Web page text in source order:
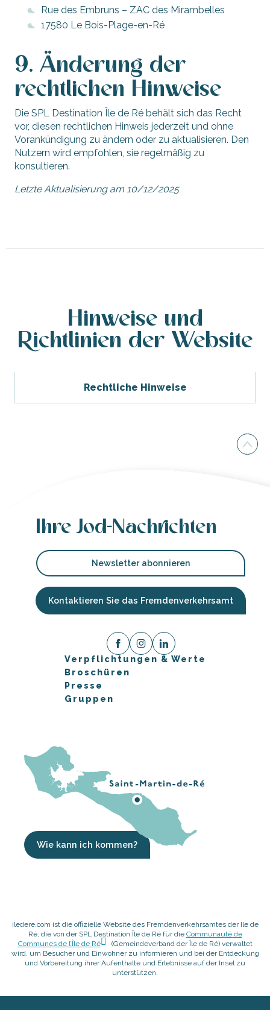
Rue des Embruns – ZAC des Mirambelles
17580 Le Bois-Plage-en-Ré
9. Änderung der
rechtlichen Hinweise
Die SPL Destination Île de Ré behält sich das Recht
vor, diesen rechtlichen Hinweis jederzeit und ohne
Vorankündigung zu ändern oder zu aktualisieren. Den
Nutzern wird empfohlen, sie regelmäßig zu
konsultieren.
Letzte Aktualisierung am 10/12/2025
Hinweise und
Richtlinien der Website
Rechtliche Hinweise
Ihre Jod-Nachrichten
Newsletter abonnieren
Kontaktieren Sie das Fremdenverkehrsamt
Verpflichtungen & Werte
Broschüren
Presse
Gruppen
Wie kann ich kommen?
iledere.com ist die offizielle Website des Fremdenverkehrsamtes der Ile de
Ré, die von der SPL Destination Île de Ré für die Communauté de
Communes de l’Île de Ré
(Gemeindeverband der Île de Ré) verwaltet
wird, um Besucher und Einwohner zu informieren und bei der Entdeckung
und Vorbereitung ihrer Aufenthalte und Erlebnisse auf der Insel zu
unterstützen.